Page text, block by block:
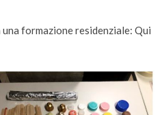
formazione residenziale: Qui